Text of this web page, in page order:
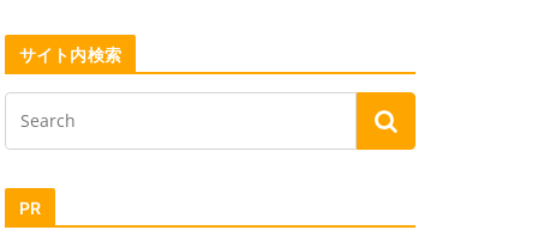
サイト内検索
PR